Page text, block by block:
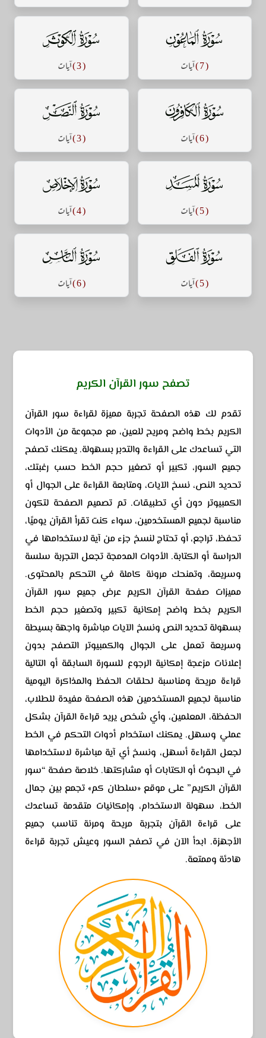
سورة الماعون
( 7 ) آيات
سورة الكوثر
( 3 ) آيات
سورة الكافرون
( 6 ) آيات
سورة النصر
( 3 ) آيات
سورة المسد
( 5 ) آيات
سورة الإخلاص
( 4 ) آيات
سورة الفلق
( 5 ) آيات
سورة الناس
( 6 ) آيات
تصفح سور القرآن الكريم
تقدم لك هذه الصفحة تجربة مميزة لقراءة سور القرآن
الكريم بخط واضح ومريح للعين، مع مجموعة من الأدوات
التي تساعدك على القراءة والتدبر بسهولة. يمكنك تصفح
جميع السور، تكبير أو تصغير حجم الخط حسب رغبتك،
تحديد النص، نسخ الآيات، ومتابعة القراءة على الجوال أو
الكمبيوتر دون أي تطبيقات. تم تصميم الصفحة لتكون
مناسبة لجميع المستخدمين، سواء كنت تقرأ القرآن يوميًا،
تحفظ، تراجع، أو تحتاج لنسخ جزء من آية لاستخدامها في
الدراسة أو الكتابة. الأدوات المدمجة تجعل التجربة سلسة
وسريعة، وتمنحك مرونة كاملة في التحكم بالمحتوى.
مميزات صفحة القرآن الكريم عرض جميع سور القرآن
الكريم بخط واضح إمكانية تكبير وتصغير حجم الخط
بسهولة تحديد النص ونسخ الآيات مباشرة واجهة بسيطة
وسريعة تعمل على الجوال والكمبيوتر التصفح بدون
إعلانات مزعجة إمكانية الرجوع للسورة السابقة أو التالية
قراءة مريحة ومناسبة لحلقات الحفظ والمذاكرة اليومية
مناسبة لجميع المستخدمين هذه الصفحة مفيدة للطلاب،
الحفظة، المعلمين، وأي شخص يريد قراءة القرآن بشكل
عملي وسهل. يمكنك استخدام أدوات التحكم في الخط
لجعل القراءة أسهل، ونسخ أي آية مباشرة لاستخدامها
في البحوث أو الكتابات أو مشاركتها. خلاصة صفحة “سور
القرآن الكريم” على موقع «سلطان كم» تجمع بين جمال
الخط، سهولة الاستخدام، وإمكانيات متقدمة تساعدك
على قراءة القرآن بتجربة مريحة ومرنة تناسب جميع
الأجهزة. ابدأ الآن في تصفح السور وعيش تجربة قراءة
هادئة وممتعة.